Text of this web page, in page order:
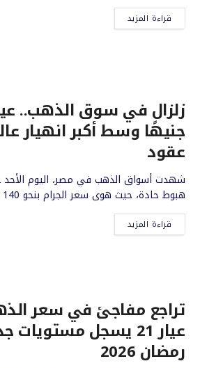
قراءة المزيد
عقود
هبوط حادة، حيث هوى سعر الجرام بنحو 140 جنيهًا ...
قراءة المزيد
تراجع مفاجئ في سعر
عيار 21 يسجل
رمضان 2026